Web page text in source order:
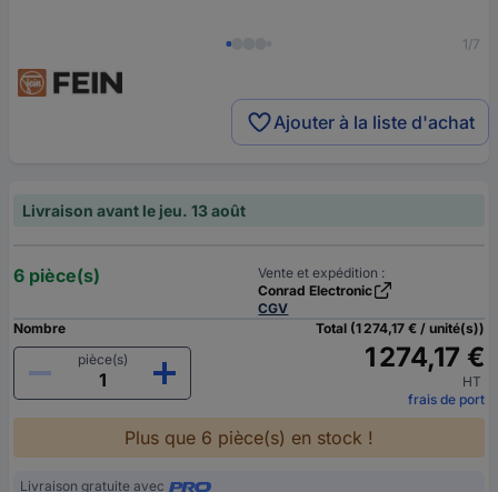
1/7
Ajouter à la liste d'achat
Livraison avant le jeu. 13 août
6 pièce(s)
Vente et expédition :
Conrad Electronic
CGV
Nombre
pièce(s)
Total (1 274,17 € / unité(s))
1 274,17 €
HT
frais de port
Plus que 6 pièce(s) en stock !
Livraison gratuite avec